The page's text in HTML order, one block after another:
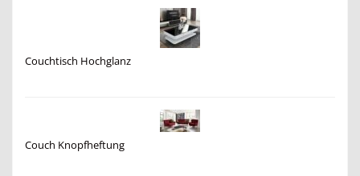
Couchtisch Hochglanz
Couch Knopfheftung